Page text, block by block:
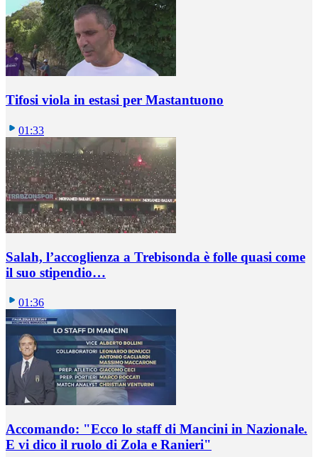
Tifosi viola in estasi per Mastantuono
01:33
Salah, l’accoglienza a Trebisonda è folle quasi come
il suo stipendio…
01:36
Accomando: "Ecco lo staff di Mancini in Nazionale.
E vi dico il ruolo di Zola e Ranieri"